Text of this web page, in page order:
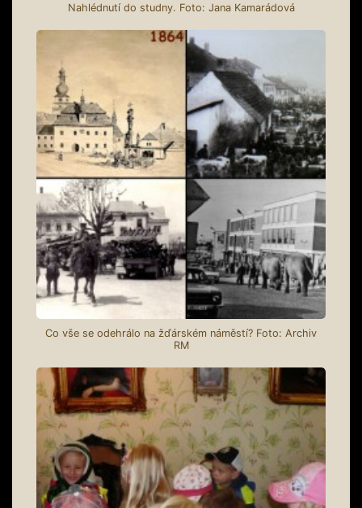
Nahlédnutí do studny. Foto: Jana Kamarádová
Co vše se odehrálo na žďárském náměstí? Foto: Archiv
RM